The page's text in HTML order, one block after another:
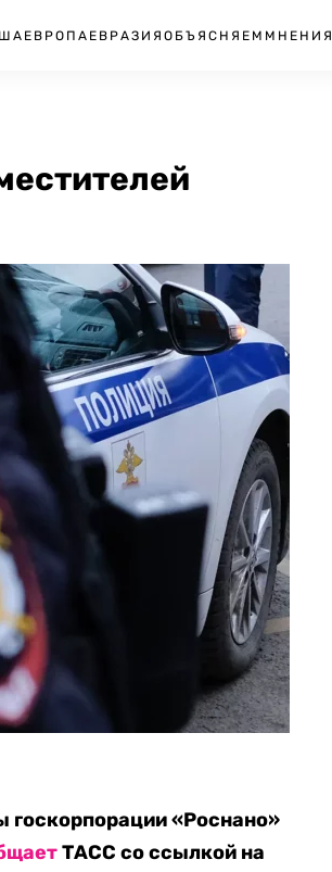
ЕВРОПА ЕВРАЗИЯ ОБЪЯСНЯЕМ МНЕНИЯ
госкорпорации «Роснано»
ТАСС со ссылкой на